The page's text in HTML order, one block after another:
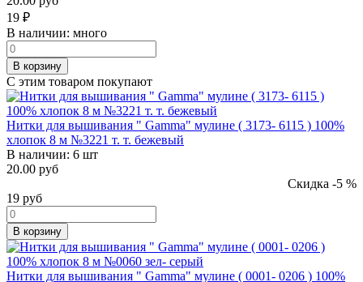
19 ₽
В наличии: много
В корзину
С этим товаром покупают
Нитки для вышивания " Gamma" мулине ( 3173- 6115 ) 100%
хлопок 8 м №3221 т. т. бежевый
В наличии: 6 шт
20.00 руб
Скидка -5 %
19 руб
В корзину
Нитки для вышивания " Gamma" мулине ( 0001- 0206 ) 100%